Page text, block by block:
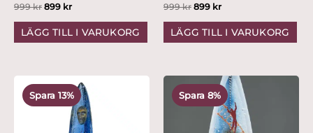
999kr 899 kr
LÄGG TILL I VARUKORG
999kr 899 kr
LÄGG TILL I VARUKORG
Spara 13%ursprungliga
priset
14,995 kr.12,999 kr.
Spara 8%ursprungliga
priset
var:
12,000 kr.
nuvarande
priset
är:
10,999 kr.